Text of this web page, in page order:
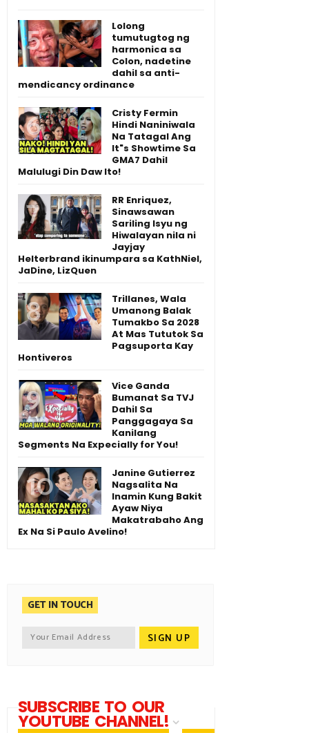
Lolong
tumutugtog ng
harmonica sa
Colon, nadetine
dahil sa anti-
mendicancy ordinance
Cristy Fermin
Hindi Naniniwala
Na Tatagal Ang
It"s Showtime Sa
GMA7 Dahil
Malulugi Din Daw Ito!
RR Enriquez,
Sinawsawan
Sariling Isyu ng
Hiwalayan nila ni
Jayjay
Helterbrand ikinumpara sa KathNiel,
JaDine, LizQuen
Trillanes, Wala
Umanong Balak
Tumakbo Sa 2028
At Mas Tututok Sa
Pagsuporta Kay
Hontiveros
Vice Ganda
Bumanat Sa TVJ
Dahil Sa
Panggagaya Sa
Kanilang
Segments Na Expecially for You!
Janine Gutierrez
Nagsalita Na
Inamin Kung Bakit
Ayaw Niya
Makatrabaho Ang
Ex Na Si Paulo Avelino!
GET IN TOUCH
SUBSCRIBE TO OUR
YOUTUBE CHANNEL!